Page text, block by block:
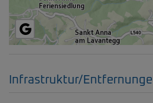
Infrastruktur/